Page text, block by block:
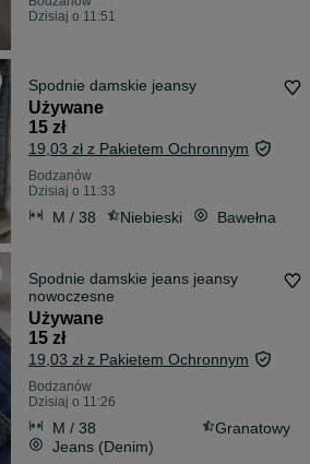
Dzisiaj o 11:51
Spodnie damskie jeansy
Używane
15 zł
19,03 zł z Pakietem Ochronnym
Bodzanów
Dzisiaj o 11:33
M / 38 Niebieski Bawełna
Spodnie damskie jeans jeansy
nowoczesne
Używane
15 zł
19,03 zł z Pakietem Ochronnym
Bodzanów
Dzisiaj o 11:26
M / 38
Granatowy
Jeans (Denim)